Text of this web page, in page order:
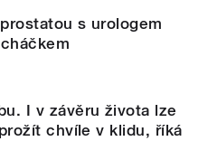
s urologem
I v závěru života lze
chvíle v klidu, říká